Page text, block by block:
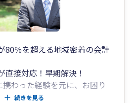
80％を超える地域密着の会計
直接対応！早期解決！
わった経験を元に、お困り
ていきます。
続きを見る